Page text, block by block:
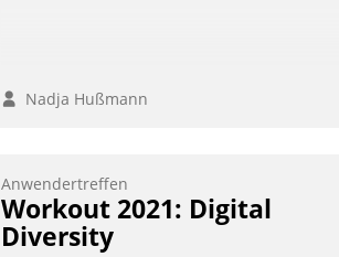
Nadja Hußmann
Anwendertreffen
Workout 2021: Digital
Diversity